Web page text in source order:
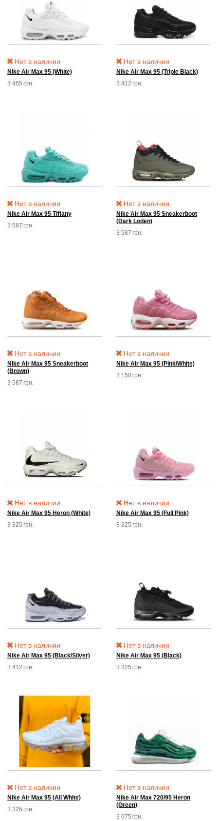
Нет в наличии
Nike Air Max 95 (White)
3 465 грн.
Нет в наличии
Nike Air Max 95 (Triple Black)
3 412 грн.
Нет в наличии
Nike Air Max 95 Tiffany
3 587 грн.
Нет в наличии
Nike Air Max 95 Sneakerboot
(Dark Loden)
3 587 грн.
Нет в наличии
Nike Air Max 95 Sneakerboot
(Brown)
3 587 грн.
Нет в наличии
Nike Air Max 95 (Pink/White)
3 150грн.
Нет в наличии
Nike Air Max 95 Heron (White)
3 325 грн.
Нет в наличии
Nike Air Max 95 (Full Pink)
3 325 грн.
Нет в наличии
Nike Air Max 95 (Black/Silver)
3 412 грн.
Нет в наличии
Nike Air Max 95 (Black)
3 325 грн.
Нет в наличии
Nike Air Max 95 (All White)
3 325 грн.
Нет в наличии
Nike Air Max 720/95 Heron
(Green)
3 675 грн.